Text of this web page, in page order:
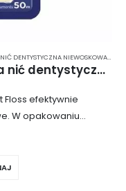
NIĆ DENTYSTYCZNA NIEWOSKOWANA
Curasept Floss – ultracienka nić dentystyczna 50 m
efektywnie
W opakowaniu